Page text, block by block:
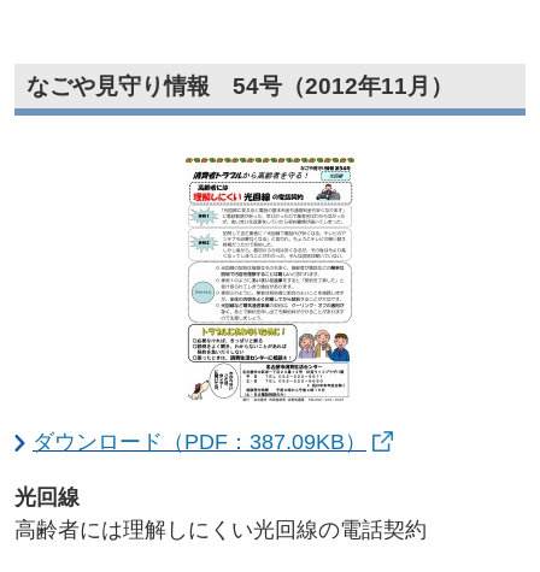
なごや見守り情報 54号（2012年11月）
ダウンロード（PDF：387.09KB）
光回線​
高齢者には理解しにくい光回線の電話契約